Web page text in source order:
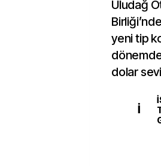
Uludağ
yeni tip
dolar
İ